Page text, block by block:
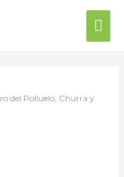
del Polluelo, Churra y